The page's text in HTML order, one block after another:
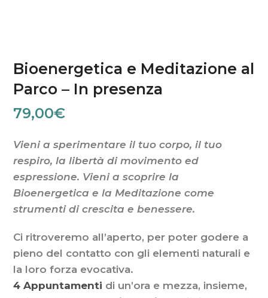
Bioenergetica e Meditazione al
Parco – In presenza
79,00€
Vieni a sperimentare il tuo corpo, il tuo
respiro, la libertà di movimento ed
espressione. Vieni a scoprire la
Bioenergetica e la Meditazione come
strumenti di crescita e benessere.
Ci ritroveremo all’aperto, per poter godere a
pieno del contatto con gli elementi naturali e
la loro forza evocativa.
4 Appuntamenti di un’ora e mezza, insieme,